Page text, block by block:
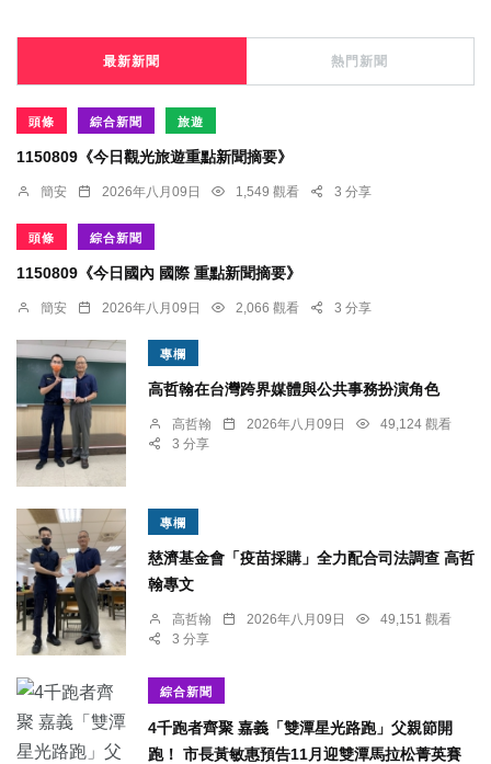
最新新聞 熱門新聞
頭條 綜合新聞 旅遊
1150809《今日觀光旅遊重點新聞摘要》
簡安 2026年八月09日 1,549 觀看 3 分享
頭條 綜合新聞
1150809《今日國內 國際 重點新聞摘要》
簡安 2026年八月09日 2,066 觀看 3 分享
專欄
高哲翰在台灣跨界媒體與公共事務扮演角色
高哲翰 2026年八月09日
49,124 觀看
3 分享
專欄
慈濟基金會「疫苗採購」全力配合司法調查 高哲
翰專文
高哲翰 2026年八月09日
49,151 觀看
3 分享
綜合新聞
4千跑者齊聚 嘉義「雙潭星光路跑」父親節開
跑！ 市長黃敏惠預告11月迎雙潭馬拉松菁英賽